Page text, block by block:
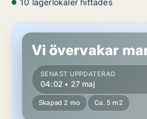
10 lagerlokaler hittades
Lager i Hausleiten,
Vi övervakar
SENAST UPPDATERAD
04:02 • 27 maj
Skapad 2 mo Ca. 5 m2